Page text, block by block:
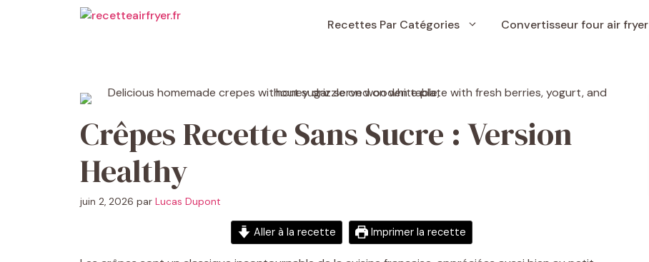
Recettes Par Catégories Convertisseur four air fryer
Crêpes Recette Sans Sucre : Version
Healthy
juin 2, 2026 par Lucas Dupont
Aller à la recette Imprimer la recette